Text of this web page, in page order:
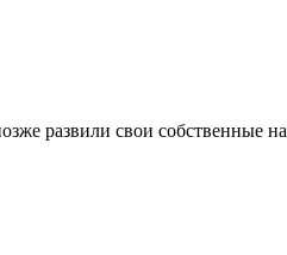
развили свои собственные